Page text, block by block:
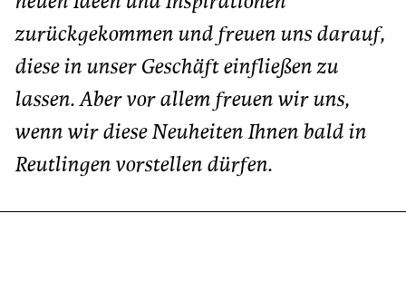
zurückgekommen und freuen uns darauf,
diese in unser Geschäft einfließen zu
lassen. Aber vor allem freuen wir uns,
wenn wir diese Neuheiten Ihnen bald in
Reutlingen vorstellen dürfen.